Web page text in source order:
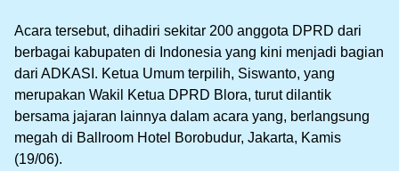
Acara tersebut, dihadiri sekitar 200 anggota DPRD dari
berbagai kabupaten di Indonesia yang kini menjadi bagian
dari ADKASI. Ketua Umum terpilih, Siswanto, yang
merupakan Wakil Ketua DPRD Blora, turut dilantik
bersama jajaran lainnya dalam acara yang, berlangsung
megah di Ballroom Hotel Borobudur, Jakarta, Kamis
(19/06).